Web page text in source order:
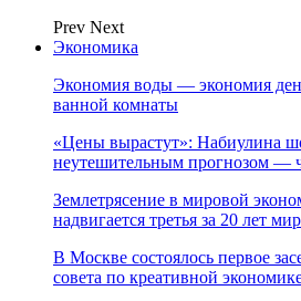
Prev Next
Экономика
Экономия воды — экономия
ванной комнаты
«Цены вырастут»: Набиулина
неутешительным прогнозом —
Землетрясение в мировой
надвигается третья за 20 лет
В Москве состоялось первое
совета по креативной